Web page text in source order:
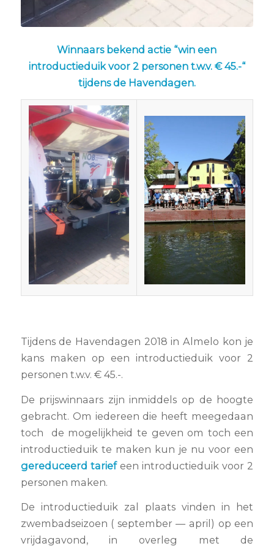
Winnaars bekend actie “win een
introductieduik voor 2 personen t.w.v. € 45.-“
tijdens de Havendagen.
Tijdens de Havendagen 2018 in Almelo kon je
kans maken op een introductieduik voor 2
personen t.w.v. € 45.-.
De prijswinnaars zijn inmiddels op de hoogte
gebracht. Om iedereen die heeft meegedaan
toch de mogelijkheid te geven om toch een
introductieduik te maken kun je nu voor een
gereduceerd tariefeen introductieduik voor 2
personen maken.
De introductieduik zal plaats vinden in het
zwembadseizoen ( september — april) op een
vrijdagavond, in overleg met de